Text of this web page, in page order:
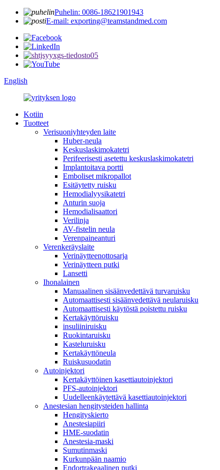
Puhelin: 0086-18621901943
E-mail: exporting@teamstandmed.com
English
Kotiin
Tuotteet
Verisuoniyhteyden laite
Huber-neula
Keskuslaskimokatetri
Perifeerisesti asetettu keskuslaskimokatetri
Implantoitava portti
Emboliset mikropallot
Esitäytetty ruisku
Hemodialyysikatetri
Anturin suoja
Hemodialisaattori
Verilinja
AV-fistelin neula
Verenpaineanturi
Verenkeräyslaite
Verinäytteenottosarja
Verinäytteen putki
Lansetti
Ihonalainen
Manuaalinen sisäänvedettävä turvaruisku
Automaattisesti sisäänvedettävä neularuisku
Automaattisesti käytöstä poistettu ruisku
Kertakäyttöruisku
insuliiniruisku
Ruokintaruisku
Kasteluruisku
Kertakäyttöneula
Ruiskusuodatin
Autoinjektori
Kertakäyttöinen kasettiautoinjektori
PFS-autoinjektori
Uudelleenkäytettävä kasettiautoinjektori
Anestesian hengitysteiden hallinta
Hengityskierto
Anestesiapiiri
HME-suodatin
Anestesia-maski
Sumutinmaski
Kurkunpään naamio
Endortrakeaalinen putki